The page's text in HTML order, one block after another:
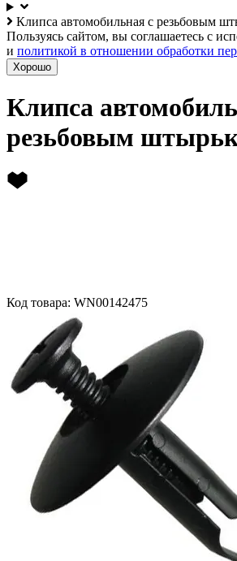
Клипса автомобильная с резьбовым
Пользуясь сайтом, вы соглашаетесь с
и политикой в отношении обработки
Хорошо
Клипса
резьбовым
Код товара: WN00142475